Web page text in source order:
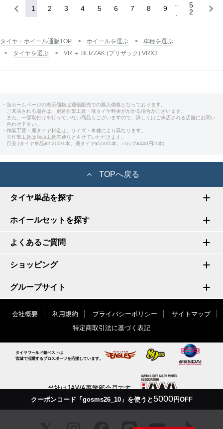
1 2 3 4 5 6 7 8 9
5
2
クーポンコード「gosms26_10」を使うと5000円OFF
タイヤ・ホイール通販TOP ホイールを選ぶ
車種を選ぶ
タイヤを選ぶ
VR ＋ BLIZZAK (ブリザック) VRX3
・当ホームページの表示価格は通信販売での購入価格となっております。
ご来店される場合は、別途作業工賃・廃タイヤ料金がかかる場合がございます。
また、一部取付けを行っていない商品もございますので、詳しくはご来店される店舗にお問い
合わせ下さい。
・作業工賃・廃タイヤ料金は、サイズ・車種により異なります。
※作業工賃は店頭工賃表通りとさせていただきます。
目安:(タイヤ単品¥2,200/1本、廃タイヤ¥550/1本、バルブ¥440円/1本)
TOPへ戻る
タイヤ単品を探す
ホイールセットを探す
よくあるご質問
ショッピング
グループサイト
会社概要 利用規約 プライバシーポリシー
サイトマップ
特定商取引法に基づく表記
タイヤワールド館ベストは
宮城で活躍するプロスポーツを応援しています。
当社はJAWA事業部会員です